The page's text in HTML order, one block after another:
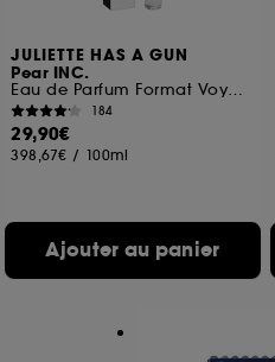
JULIETTE HAS A GUN
Pear INC.
Eau de Parfum Format Voyage
184
29,90€
398,67€ / 100ml
Ajouter au panier